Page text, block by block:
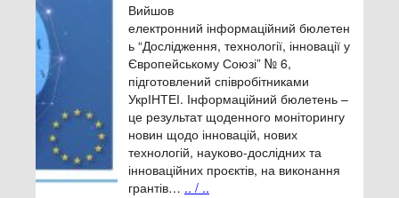
Вийшов
електронний інформаційний бюлетен
ь “Дослідження, технології, інновації у
Європейському Союзі” № 6,
підготовлений співробітниками
УкрІНТЕІ. Інформаційний бюлетень –
це результат щоденного моніторингу
новин щодо інновацій, нових
технологій, науково-дослідних та
інноваційних проєктів, на виконання
грантів… .. / ..